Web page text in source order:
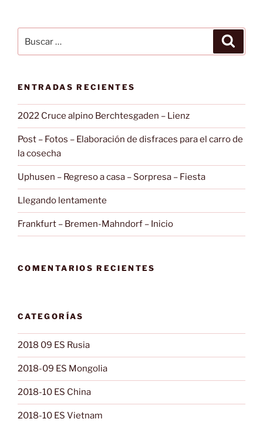
por:
ENTRADAS RECIENTES
2022 Cruce alpino Berchtesgaden – Lienz
Post – Fotos – Elaboración de disfraces para el carro de
la cosecha
Uphusen – Regreso a casa – Sorpresa – Fiesta
Llegando lentamente
Frankfurt – Bremen-Mahndorf – Inicio
COMENTARIOS RECIENTES
CATEGORÍAS
2018 09 ES Rusia
2018-09 ES Mongolia
2018-10 ES China
2018-10 ES Vietnam